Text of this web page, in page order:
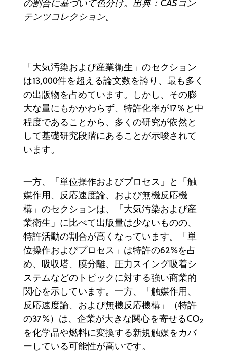
の割合に基づいて色分け。出典：CASコン
テンツコレクション。
「大気汚染および産業衛生」のセクション
は13,000件を超える論文数を誇り、最も多く
の出版物を占めています。しかし、その膨
大な量にもかかわらず、特許化率が17％と中
程度であることから、多くの研究が依然と
して基礎研究段階にあることが示唆されて
います。
一方、「単位操作およびプロセス」と「触
媒作用、反応速度論、および無機反応機
構」のセクションは、「大気汚染および産
業衛生」に比べて出版量は少ないものの、
特許活動の割合が高くなっています。「単
位操作およびプロセス」は特許の62%を占
め、吸収塔、膜分離、圧力スイング吸着シ
ステムなどのトピックに対する強い商業的
関心を示しています。一方、「触媒作用、
反応速度論、および無機反応機構」（特許
の37%）は、企業が大きな関心を寄せるCO2
を化学品や燃料に変換する新規触媒をカバ
ーしている可能性が高いです。